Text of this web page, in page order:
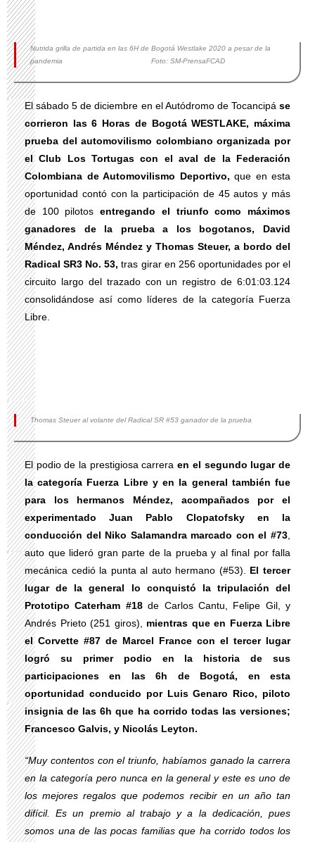
Nutrida grilla de partida en las 6H de Bogotá Westlake 2020 a pesar de la
pandemia Foto: SM-PrensaFCAD
El sábado 5 de diciembre en el Autódromo de Tocancipá se
corrieron las 6 Horas de Bogotá WESTLAKE, máxima
prueba del automovilismo colombiano organizada por
el Club Los Tortugas con el aval de la Federación
Colombiana de Automovilismo Deportivo, que en esta
oportunidad contó con la participación de 45 autos y más
de 100 pilotosentregando el triunfo como máximos
ganadores de la prueba a los bogotanos, David
Méndez, Andrés Méndez y Thomas Steuer, a bordo del
Radical SR3 No. 53,tras girar en 256 oportunidades por el
circuito largo del trazado con un registro de 6:01:03.124
consolidándose así como líderes de la categoría Fuerza
Libre.
Thomas Steuer al volante del Radical SR #53 ganador de la prueba
El podio de la prestigiosa carrera en el segundo lugar de
la categoría Fuerza Libre y en la general también fue
para los hermanos Méndez, acompañados por el
experimentado Juan Pablo Clopatofsky en la
conducción del Niko Salamandra marcado con el #73
auto que lideró gran parte de la prueba y al final por falla
mecánica cedió la punta al auto hermano (#53). El tercer
lugar de la general lo conquistó la tripulación del
Prototipo Caterham #18de Carlos Cantu, Felipe Gil, y
Andrés Prieto (251 giros),
mientras que en Fuerza Libre
el Corvette #87 de Marcel France con el tercer lugar
logró su primer podio en la historia de sus
participaciones en las 6h de Bogotá, en esta
oportunidad conducido por Luis Genaro Rico, piloto
insignia de las 6h que ha corrido todas las versiones;
Francesco Galvis, y Nicolás Leyton.
“Muy contentos con el triunfo, habíamos ganado la carrera
en la categoría pero nunca en la general y este es uno de
los mejores regalos que podemos recibir en un año tan
difícil. Es un premio al trabajo y a la dedicación, pues
somos una de las pocas familias que ha corrido todos los